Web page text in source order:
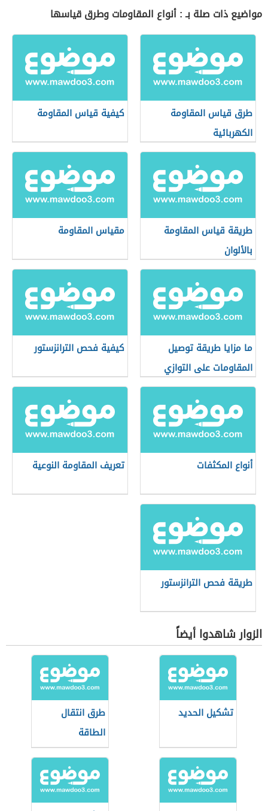
مواضيع ذات صلة بـ : أنواع المقاومات وطرق قياسها
طرق قياس المقاومة
الكهربائية
كيفية قياس المقاومة
طريقة قياس المقاومة
بالألوان
مقياس المقاومة
ما مزايا طريقة توصيل
المقاومات على التوازي
كيفية فحص الترانزستور
أنواع المكثفات تعريف المقاومة النوعية
طريقة فحص الترانزستور
الزوار شاهدوا أيضاً
تشكيل الحديد
طرق انتقال
الطاقة